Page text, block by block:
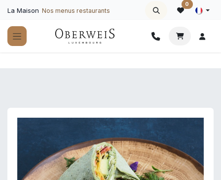
La Maison Nos menus restaurants
0